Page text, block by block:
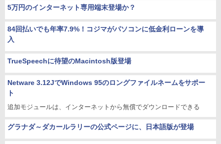
5万円のインターネット専用端末登場か？
84回払いでも年率7.9%！コジマがパソコンに低金利ローンを導
入
TrueSpeechに待望のMacintosh版登場
Netware 3.12JでWindows 95のロングファイルネームをサポー
ト
追加モジュールは、インターネットから無償でダウンロードできる
グラナダ～ダカールラリーの公式ページに、日本語版が登場